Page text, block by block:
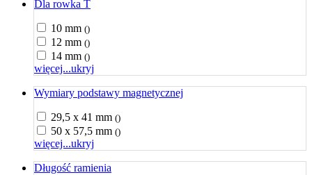
Dla rowka T
10 mm ()
12 mm ()
14 mm ()
więcej...ukryj
Wymiary podstawy magnetycznej
29,5 x 41 mm ()
50 x 57,5 mm ()
więcej...ukryj
Długość ramienia